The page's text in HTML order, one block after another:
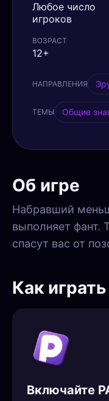
Любое число
игроков
ВОЗРАСТ
12+
НАПРАВЛЕНИЯ
ТЕМЫ Общие
Об игре
Набравший
выполняет фант.
спасут вас от
Как играть
Включайте